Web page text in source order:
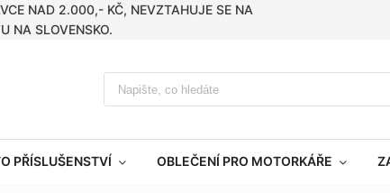
NAD 2.000,- KČ, NEVZTAHUJE SE NA
NA SLOVENSKO.
PŘÍSLUŠENSTVÍ OBLEČENÍ PRO MOTORKÁŘE